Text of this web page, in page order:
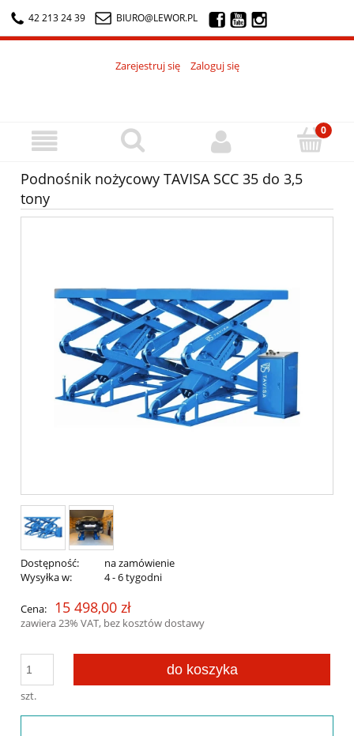
42 213 24 39 BIURO@LEWOR.PL
Zarejestruj się Zaloguj się
Podnośnik nożycowy TAVISA SCC 35 do 3,5
tony
Dostępność:
na zamówienie
Wysyłka w:
4 - 6 tygodni
Cena: 15 498,00 zł
zawiera 23% VAT, bez kosztów dostawy
szt.
do koszyka